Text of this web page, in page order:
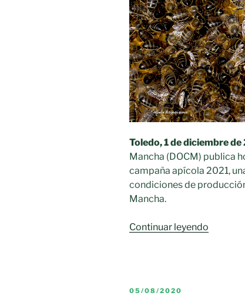
Toledo, 1 de diciembre
Mancha (DOCM) publica
campaña apícola 2021,
condiciones de
Mancha.
Continuar leyendo
PUBLICADO
05/08/2020